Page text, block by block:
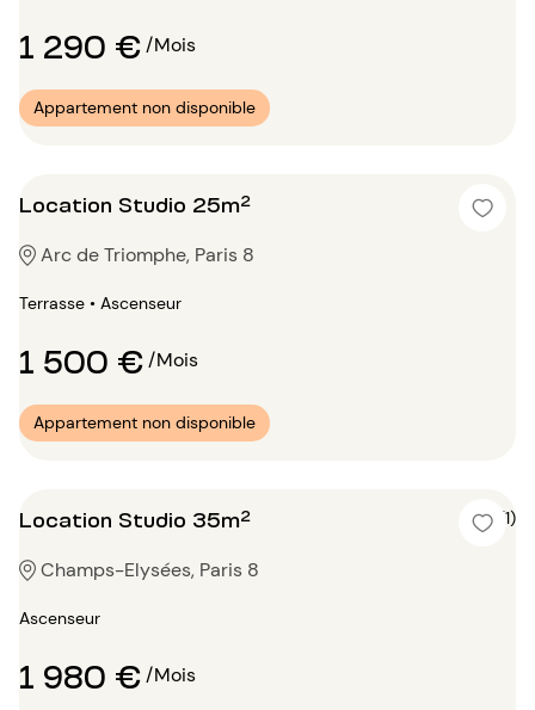
1 290 €/Mois
Appartement non disponible
Location Studio 25m²
Arc de Triomphe, Paris 8
Terrasse • Ascenseur
1 500 €/Mois
Appartement non disponible
Location Studio 35m² 5 (1)
Champs-Elysées, Paris 8
Ascenseur
1 980 €/Mois